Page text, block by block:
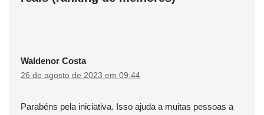
Waldenor Costa
26 de agosto de 2023 em 09:44
Parabéns pela iniciativa. Isso ajuda a muitas pessoas a